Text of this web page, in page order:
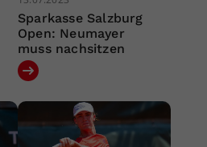
Sparkasse Salzburg
Open: Neumayer
muss nachsitzen